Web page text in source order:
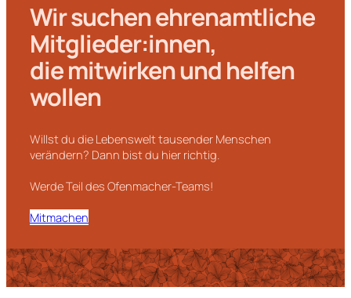
Wir suchen ehrenamtliche
Mitglieder:innen,
die mitwirken und helfen
wollen
Willst du die Lebenswelt tausender Menschen
verändern? Dann bist du hier richtig.
Werde Teil des Ofenmacher-Teams!
Mitmachen